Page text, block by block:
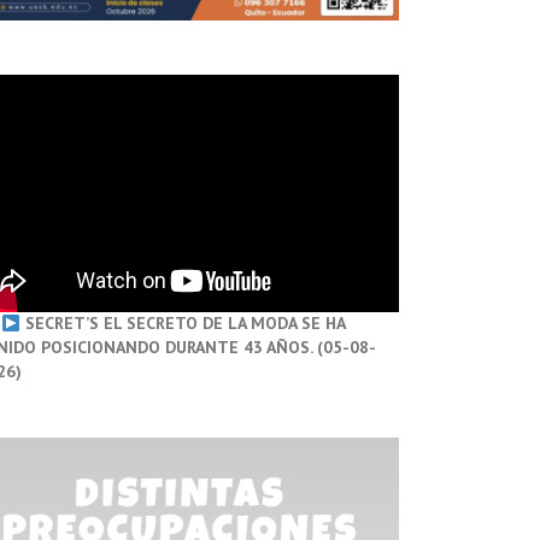
SECRET’S EL SECRETO DE LA MODA SE HA
POSICIONANDO DURANTE 43 AÑOS. (05-08-